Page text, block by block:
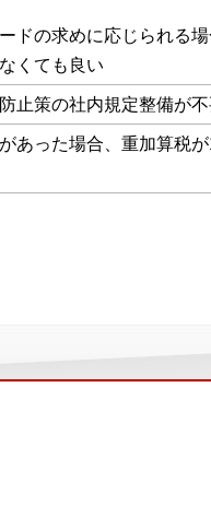
ドの求めに応じられる
くても良い
止策の社内規定整備が
あった場合、重加算税